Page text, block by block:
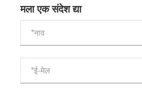
मला एक संदेश द्या